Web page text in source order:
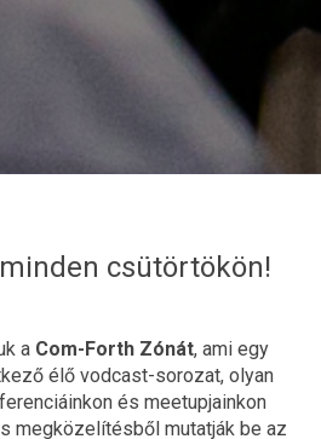
csütörtökön!
a Com-Forth Zónát, ami egy
élő vodcast-sorozat, olyan
és meetupjainkon
megközelítésből mutatják be az